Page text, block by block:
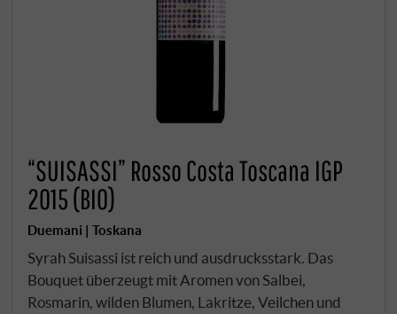
“SUISASSI” Rosso Costa Toscana IGP
2015 (BIO)
Duemani | Toskana
Syrah Suisassi ist reich und ausdrucksstark. Das
Bouquet überzeugt mit Aromen von Salbei,
Rosmarin, wilden Blumen, Lakritze, Veilchen und